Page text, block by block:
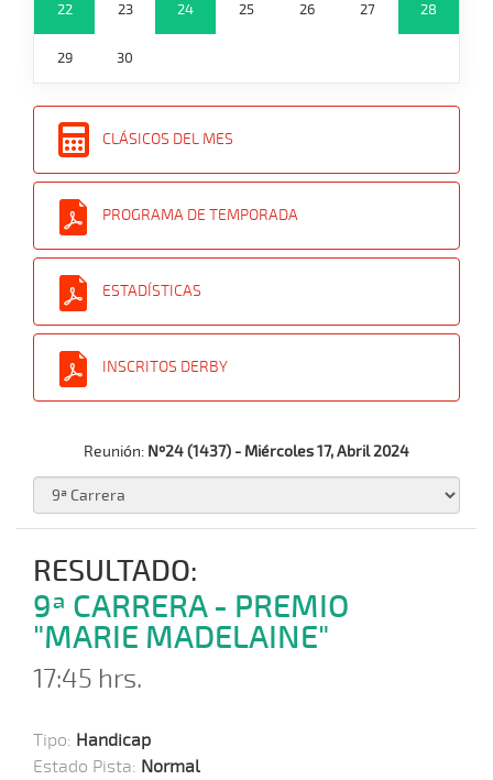
22 23 24 25 26 27 28
29 30
CLÁSICOS DEL MES
PROGRAMA DE TEMPORADA
ESTADÍSTICAS
INSCRITOS DERBY
Reunión: Nº24 (1437) - Miércoles 17, Abril 2024
RESULTADO:
9ª CARRERA - PREMIO
"MARIE MADELAINE"
17:45 hrs.
Tipo: Handicap
Estado Pista: Normal